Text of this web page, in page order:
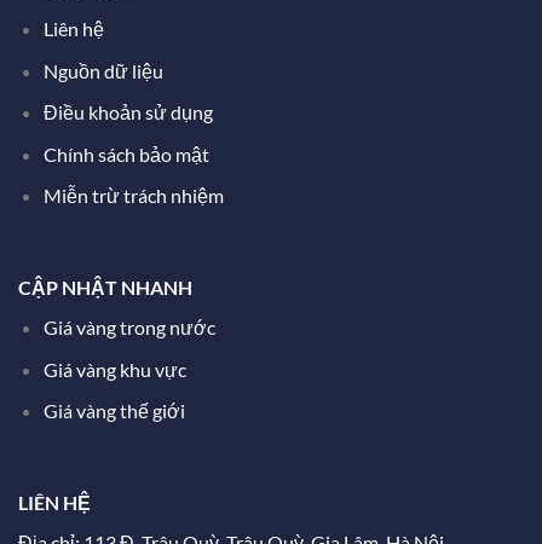
Liên hệ
Nguồn dữ liệu
Điều khoản sử dụng
Chính sách bảo mật
Miễn trừ trách nhiệm
CẬP NHẬT NHANH
Giá vàng trong nước
Giá vàng khu vực
Giá vàng thế giới
LIÊN HỆ